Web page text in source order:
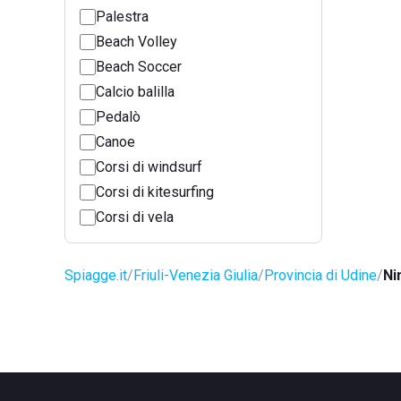
Palestra
Beach Volley
Beach Soccer
Calcio balilla
Pedalò
Canoe
Corsi di windsurf
Corsi di kitesurfing
Corsi di vela
Spiagge.it Friuli-Venezia Giulia Provincia di Udine